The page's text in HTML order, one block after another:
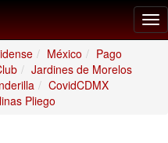
México
Pago
Jardines de Morelos
CovidCDMX
Pliego